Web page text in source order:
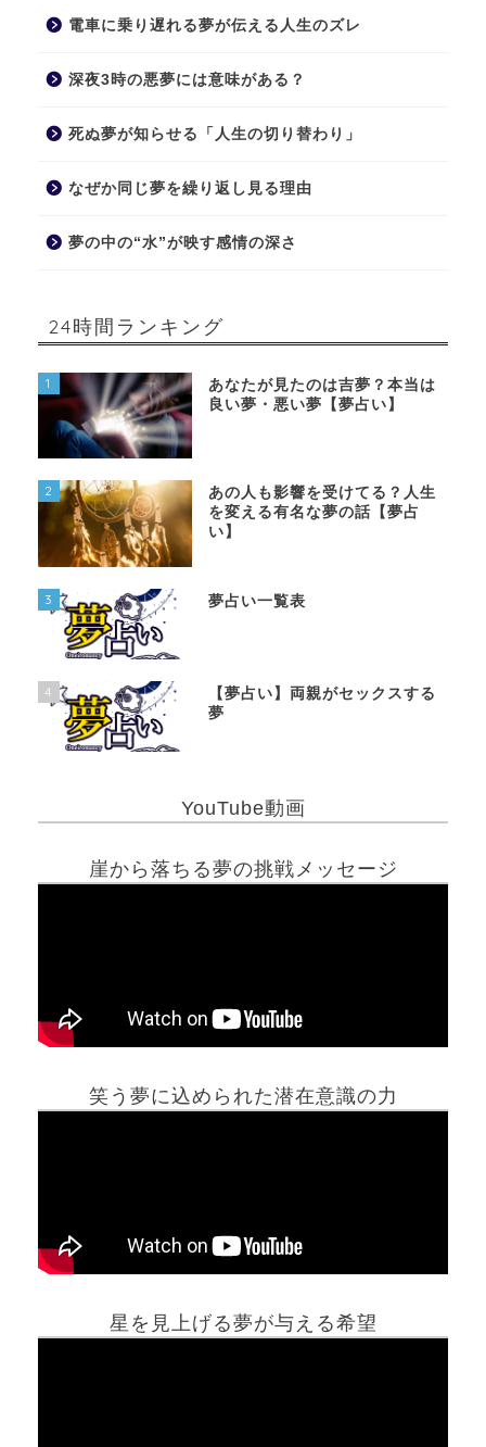
電車に乗り遅れる夢が伝える人生のズレ
深夜3時の悪夢には意味がある？
死ぬ夢が知らせる「人生の切り替わり」
なぜか同じ夢を繰り返し見る理由
夢の中の“水”が映す感情の深さ
24時間ランキング
1
あなたが見たのは吉夢？本当は
良い夢・悪い夢【夢占い】
2
あの人も影響を受けてる？人生
を変える有名な夢の話【夢占
い】
3 夢占い一覧表
4
【夢占い】両親がセックスする
夢
YouTube動画
崖から落ちる夢の挑戦メッセージ
笑う夢に込められた潜在意識の力
星を見上げる夢が与える希望
ホーム